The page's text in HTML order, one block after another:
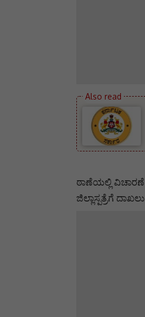
ಠಾಣೆಯಲ್ಲಿ ವಿಚಾರಣೆ
ಜಿಲ್ಲಾಸ್ಪತ್ರೆಗೆ